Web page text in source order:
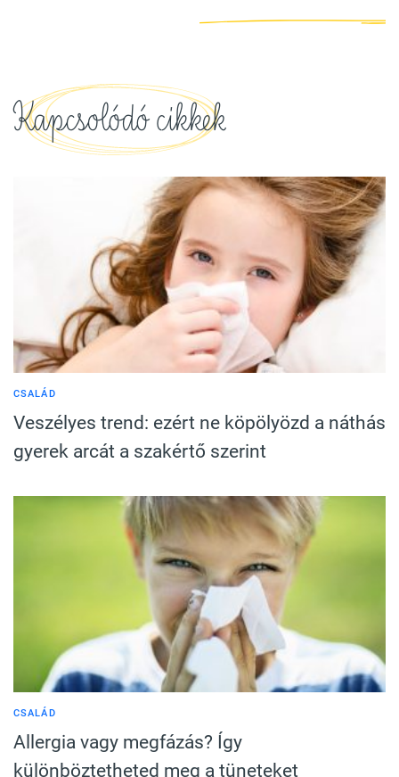
Kapcsolódó cikkek
CSALÁD
Veszélyes trend: ezért ne köpölyözd a náthás
gyerek arcát a szakértő szerint
CSALÁD
Allergia vagy megfázás? Így
különböztetheted meg a tüneteket